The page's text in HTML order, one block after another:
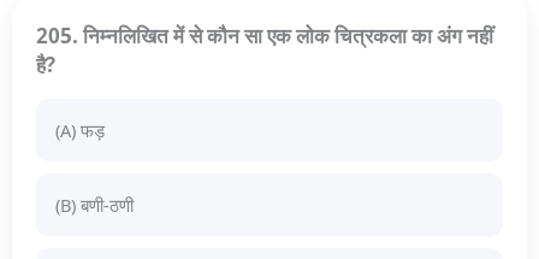
205. निम्नलिखित में से कौन सा एक लोक चित्रकला का अंग नहीं
है?
(A) फड़
(B) बणी-ठणी